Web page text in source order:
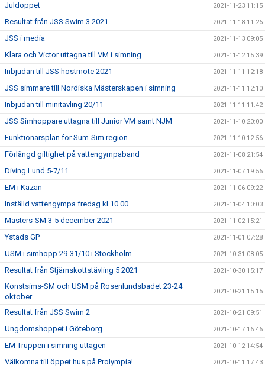
Juldoppet 2021-11-23 11:15
Resultat från JSS Swim 3 2021 2021-11-18 11:26
JSS i media 2021-11-13 09:05
Klara och Victor uttagna till VM i simning 2021-11-12 15:39
Inbjudan till JSS höstmöte 2021 2021-11-11 12:18
JSS simmare till Nordiska Mästerskapen i simning 2021-11-11 12:10
Inbjudan till minitävling 20/11 2021-11-11 11:42
JSS Simhoppare uttagna till Junior VM samt NJM 2021-11-10 20:00
Funktionärsplan för Sum-Sim region 2021-11-10 12:56
Förlängd giltighet på vattengympaband 2021-11-08 21:54
Diving Lund 5-7/11 2021-11-07 19:56
EM i Kazan 2021-11-06 09:22
Inställd vattengympa fredag kl 10.00 2021-11-04 10:03
Masters-SM 3-5 december 2021 2021-11-02 15:21
Ystads GP 2021-11-01 07:28
USM i simhopp 29-31/10 i Stockholm 2021-10-31 08:05
Resultat från Stjärnskottstävling 5 2021 2021-10-30 15:17
Konstsims-SM och USM på Rosenlundsbadet 23-24
oktober
2021-10-21 15:15
Resultat från JSS Swim 2 2021-10-21 09:51
Ungdomshoppet i Göteborg 2021-10-17 16:46
EM Truppen i simning uttagen 2021-10-12 14:54
Välkomna till öppet hus på Prolympia! 2021-10-11 17:43